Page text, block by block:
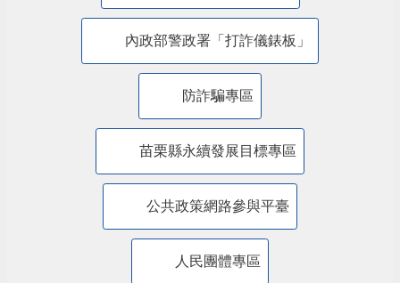
內政部警政署「打詐儀錶板」
防詐騙專區
苗栗縣永續發展目標專區
公共政策網路參與平臺
人民團體專區